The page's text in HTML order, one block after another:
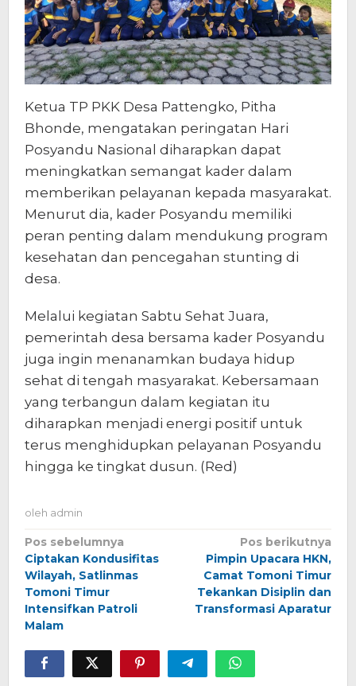
Ketua TP PKK Desa Pattengko, Pitha
Bhonde, mengatakan peringatan Hari
Posyandu Nasional diharapkan dapat
meningkatkan semangat kader dalam
memberikan pelayanan kepada masyarakat.
Menurut dia, kader Posyandu memiliki
peran penting dalam mendukung program
kesehatan dan pencegahan stunting di
desa.
Melalui kegiatan Sabtu Sehat Juara,
pemerintah desa bersama kader Posyandu
juga ingin menanamkan budaya hidup
sehat di tengah masyarakat. Kebersamaan
yang terbangun dalam kegiatan itu
diharapkan menjadi energi positif untuk
terus menghidupkan pelayanan Posyandu
hingga ke tingkat dusun. (Red)
oleh admin
Navigasi
pos
Pos sebelumnya
Ciptakan Kondusifitas
Wilayah, Satlinmas
Tomoni Timur
Intensifkan Patroli
Malam
Pos berikutnya
Pimpin Upacara HKN,
Camat Tomoni Timur
Tekankan Disiplin dan
Transformasi Aparatur